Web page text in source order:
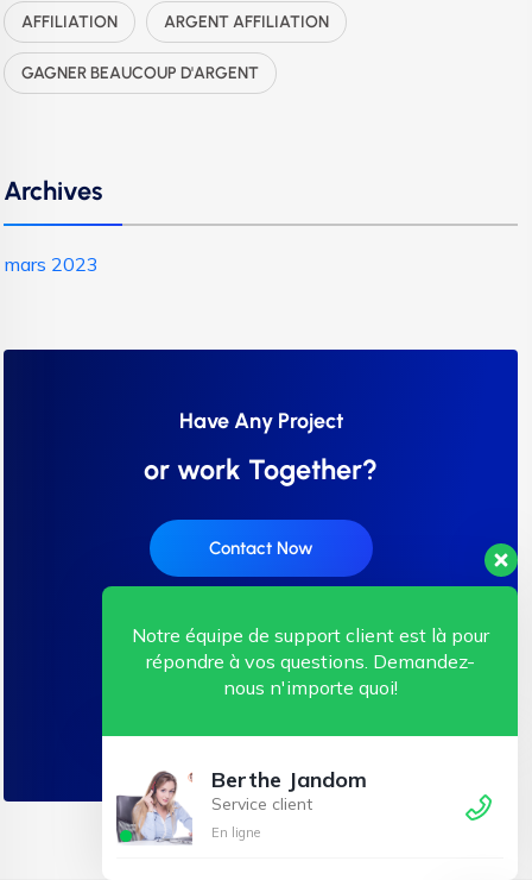
AFFILIATION ARGENT AFFILIATION
GAGNER BEAUCOUP D'ARGENT
Archives
mars 2023
Have Any Project
or work Together?
Contact Now
Notre équipe de support client est là pour
répondre à vos questions. Demandez-
nous n'importe quoi!
Berthe Jandom
Service client
En ligne